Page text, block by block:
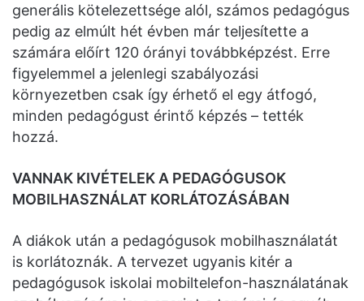
generális kötelezettsége alól, számos pedagógus
pedig az elmúlt hét évben már teljesítette a
számára előírt 120 órányi továbbképzést. Erre
figyelemmel a jelenlegi szabályozási
környezetben csak így érhető el egy átfogó,
minden pedagógust érintő képzés – tették
hozzá.
VANNAK KIVÉTELEK A PEDAGÓGUSOK
MOBILHASZNÁLAT KORLÁTOZÁSÁBAN
A diákok után a pedagógusok mobilhasználatát
is korlátoznák. A tervezet ugyanis kitér a
pedagógusok iskolai mobiltelefon-használatának